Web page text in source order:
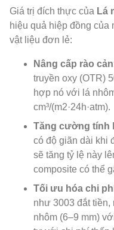
Giá trị đích thực của Lá
hiệu quả hiệp đồng của
vật liệu đơn lẻ:
Nâng cấp rào cản
truyền oxy (OTR)
hợp nó với lá
cm³/(m2·24h·atm).
Tăng cường tính
có độ giãn dài khi
sẽ tăng tỷ lệ này
composite có thể
Tối ưu hóa chi
như 3003 đắt tiền,
nhôm (6–9 mm)